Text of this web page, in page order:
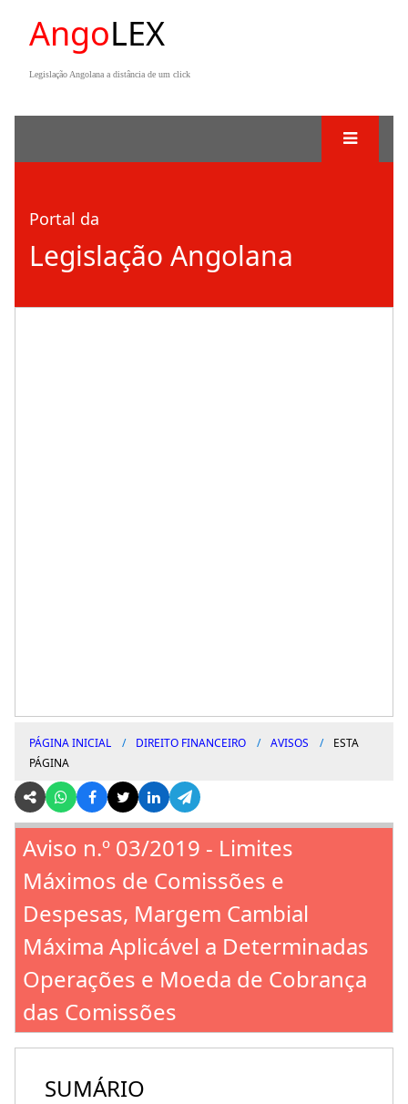
AngoLEX
Legislação Angolana a distância de um click
Portal da
Legislação Angolana
PÁGINA INICIAL DIREITO FINANCEIRO AVISOS
ESTA
PÁGINA
Aviso n.º 03/2019 - Limites
Máximos de Comissões e
Despesas, Margem Cambial
Máxima Aplicável a Determinadas
Operações e Moeda de Cobrança
das Comissões
SUMÁRIO